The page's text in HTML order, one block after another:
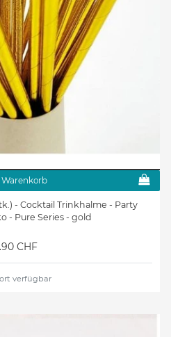
- Cocktail Trinkhalme - Party
- Pure Series - gold
CHF
verfügbar